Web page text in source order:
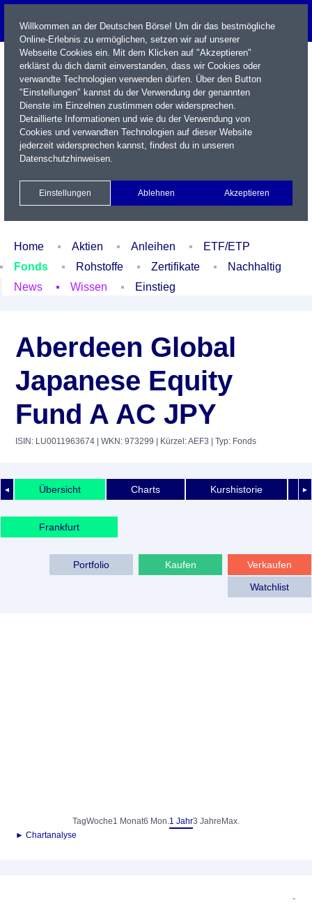
Name / WKN / ISIN / Kürzel
Xetra Realtime
Watchlist Portfolio Login
Home Aktien Anleihen
ETF/ETP
Fonds
Rohstoffe Zertifikate
Nachhaltig
News
Wissen Einstieg
Aberdeen Global
Japanese Equity
Fund A AC JPY
ISIN: LU0011963674 | WKN: 973299 | Kürzel: AEF3 | Typ: Fonds
◄ ►
Übersicht Charts Kurshistorie
Frankfurt
Verkaufen
Kaufen
Portfolio
Watchlist
TagWoche1 Monat6 Mon.1 Jahr3 Jahre Max.
► Chartanalyse
-
Willkommen an der Deutschen Börse! Um dir das bestmögliche
Online-Erlebnis zu ermöglichen, setzen wir auf unserer
Webseite Cookies ein. Mit dem Klicken auf "Akzeptieren"
erklärst du dich damit einverstanden, dass wir Cookies oder
verwandte Technologien verwenden dürfen. Über den Button
"Einstellungen" kannst du der Verwendung der genannten
Dienste im Einzelnen zustimmen oder widersprechen.
Detaillierte Informationen und wie du der Verwendung von
Cookies und verwandten Technologien auf dieser Website
jederzeit widersprechen kannst, findest du in unseren
Datenschutzhinweisen.
Einstellungen Ablehnen Akzeptieren